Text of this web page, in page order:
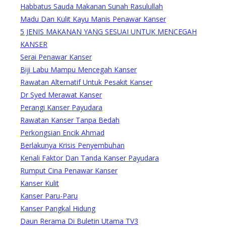
Habbatus Sauda Makanan Sunah Rasulullah
Madu Dan Kulit Kayu Manis Penawar Kanser
5 JENIS MAKANAN YANG SESUAI UNTUK MENCEGAH
KANSER
Serai Penawar Kanser
Biji Labu Mampu Mencegah Kanser
Rawatan Alternatif Untuk Pesakit Kanser
Dr Syed Merawat Kanser
Perangi Kanser Payudara
Rawatan Kanser Tanpa Bedah
Perkongsian Encik Ahmad
Berlakunya Krisis Penyembuhan
Kenali Faktor Dan Tanda Kanser Payudara
Rumput Cina Penawar Kanser
Kanser Kulit
Kanser Paru-Paru
Kanser Pangkal Hidung
Daun Rerama Di Buletin Utama TV3